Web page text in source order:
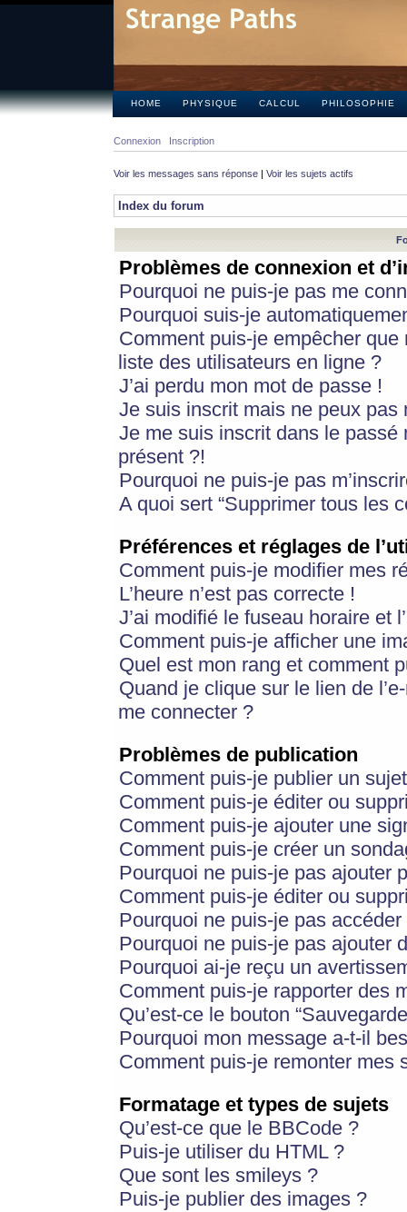
HOME PHYSIQUE CALCUL PHILOSOPHIE
Connexion Inscription
Voir les messages sans réponse | Voir les sujets actifs
Index du forum
Problèmes de connexion et
Pourquoi ne puis-je pas me
Pourquoi suis-je
Comment puis-je empêcher
liste des utilisateurs en ligne ?
J’ai perdu mon mot de passe !
Je suis inscrit mais ne peux pas
Je me suis inscrit dans le
présent ?!
Pourquoi ne puis-je pas
A quoi sert “Supprimer tous les
Préférences et réglages de
Comment puis-je modifier mes
L’heure n’est pas correcte !
J’ai modifié le fuseau horaire et
Comment puis-je afficher une
Quel est mon rang et comment
Quand je clique sur le lien de
me connecter ?
Problèmes de publication
Comment puis-je publier un
Comment puis-je éditer ou
Comment puis-je ajouter une
Comment puis-je créer un
Pourquoi ne puis-je pas ajouter
Comment puis-je éditer ou
Pourquoi ne puis-je pas
Pourquoi ne puis-je pas ajouter
Pourquoi ai-je reçu un
Comment puis-je rapporter des
Qu’est-ce le bouton
Pourquoi mon message a-t-il
Comment puis-je remonter mes
Formatage et types de sujets
Qu’est-ce que le BBCode ?
Puis-je utiliser du HTML ?
Que sont les smileys ?
Puis-je publier des images ?